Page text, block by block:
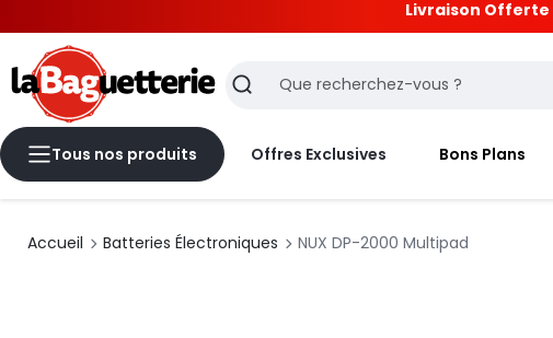
Livraison Offerte
Recherche
Tous nos produits Offres Exclusives Bons Plans
Accueil Batteries Électroniques NUX DP-2000 Multipad